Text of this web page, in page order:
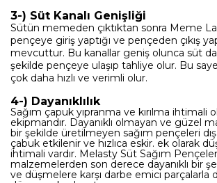
3-) Süt Kanalı Genişliği
Sütün memeden çıktıktan sonra Meme
pençeye giriş yaptığı ve pençeden çıkış
mevcuttur. Bu kanallar geniş olunca süt
şekilde pençeye ulaşıp tahliye olur. Bu
çok daha hızlı ve verimli olur.
4-) Dayanıklılık
Sağım çapuk yıpranma ve kırılma ihtimali
ekipmandır. Dayanıklı olmayan ve güzel
bir şekilde üretilmeyen sağım pençeleri
çabuk etkilenir ve hızlıca eskir. ek olarak
ihtimali vardır. Melasty Süt Sağım
malzemelerden son derece dayanıklı bir
ve düşmelere karşı darbe emici parçalarla